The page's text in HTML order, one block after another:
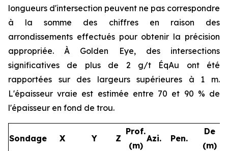
longueurs d'intersection peuvent ne pas correspondre
à la somme des chiffres en raison des
arrondissements effectués pour obtenir la précision
appropriée. À Golden Eye, des intersections
significatives de plus de 2 g/t ÉqAu ont été
rapportées sur des largeurs supérieures à 1 m.
L'épaisseur vraie est estimée entre 70 et 90 % de
l'épaisseur en fond de trou.
Sondage X Y Z
Prof.
(m)
Azi. Pen.
De
(m)